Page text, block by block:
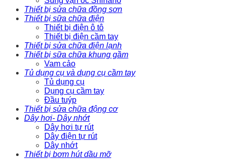
Thiết bị sửa chữa đồng sơn
Thiết bị sữa chữa điện
Thiết bị điện ô tô
Thiết bị điện cầm tay
Thiết bị sửa chữa điện lạnh
Thiết bị sữa chữa khung gầm
Vam cảo
Tủ dụng cụ và dụng cụ cầm tay
Tủ dụng cụ
Dụng cụ cầm tay
Đầu tuýp
Thiết bị sửa chữa động cơ
Dây hơi- Dây nhớt
Dây hơi tự rút
Dây điện tự rút
Dây nhớt
Thiết bị bơm hút dầu mỡ